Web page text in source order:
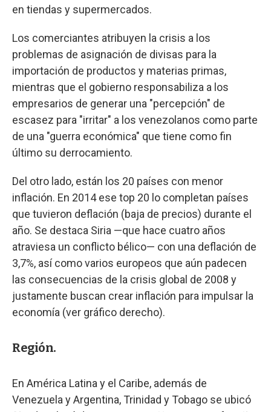
en tiendas y supermercados.
Los comerciantes atribuyen la crisis a los
problemas de asignación de divisas para la
importación de productos y materias primas,
mientras que el gobierno responsabiliza a los
empresarios de generar una "percepción" de
escasez para "irritar" a los venezolanos como parte
de una "guerra económica" que tiene como fin
último su derrocamiento.
Del otro lado, están los 20 países con menor
inflación. En 2014 ese top 20 lo completan países
que tuvieron deflación (baja de precios) durante el
año. Se destaca Siria —que hace cuatro años
atraviesa un conflicto bélico— con una deflación de
3,7%, así como varios europeos que aún padecen
las consecuencias de la crisis global de 2008 y
justamente buscan crear inflación para impulsar la
economía (ver gráfico derecho).
Región.
En América Latina y el Caribe, además de
Venezuela y Argentina, Trinidad y Tobago se ubicó